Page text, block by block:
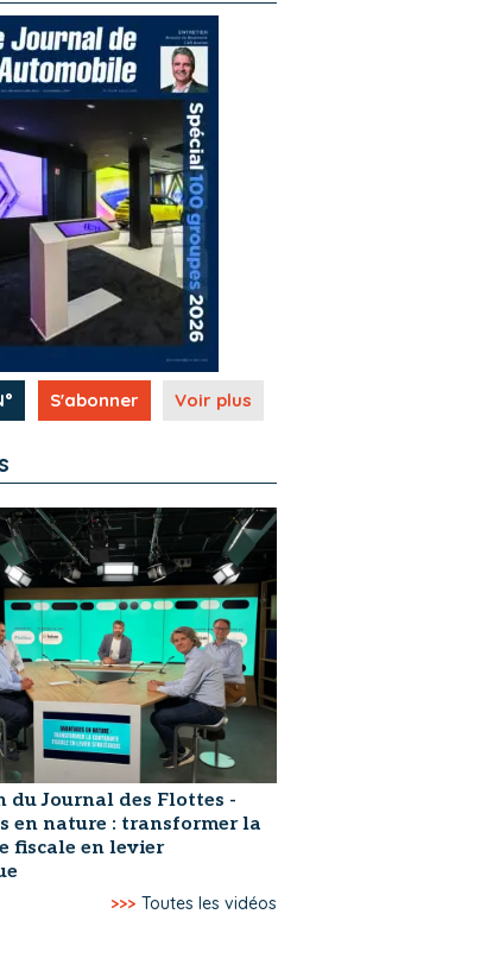
S'abonner Voir plus
du Journal des Flottes -
en nature : transformer la
fiscale en levier
>>> Toutes les vidéos